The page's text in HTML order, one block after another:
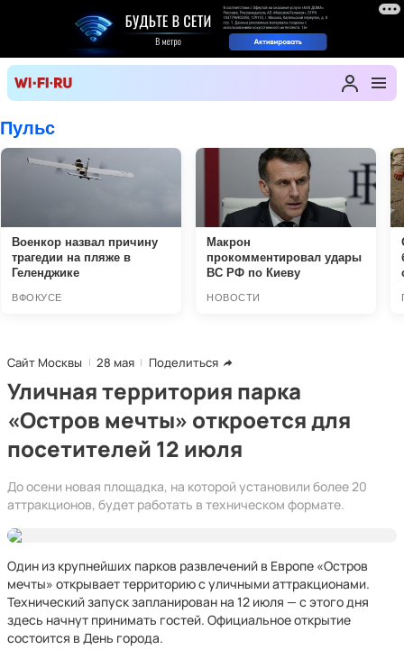
Сайт Москвы 28 мая Поделиться
Уличная территория парка
«Остров мечты» откроется для
посетителей 12 июля
До осени новая площадка, на которой установили более 20
аттракционов, будет работать в техническом формате.
Один из крупнейших парков развлечений в Европе «Остров
мечты» открывает территорию с уличными аттракционами.
Технический запуск запланирован на 12 июля — с этого дня
здесь начнут принимать гостей. Официальное открытие
состоится в День города.